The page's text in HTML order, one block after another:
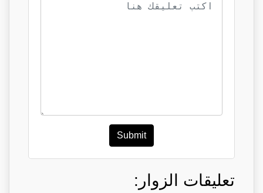
Submit
تعليقات الزوار: